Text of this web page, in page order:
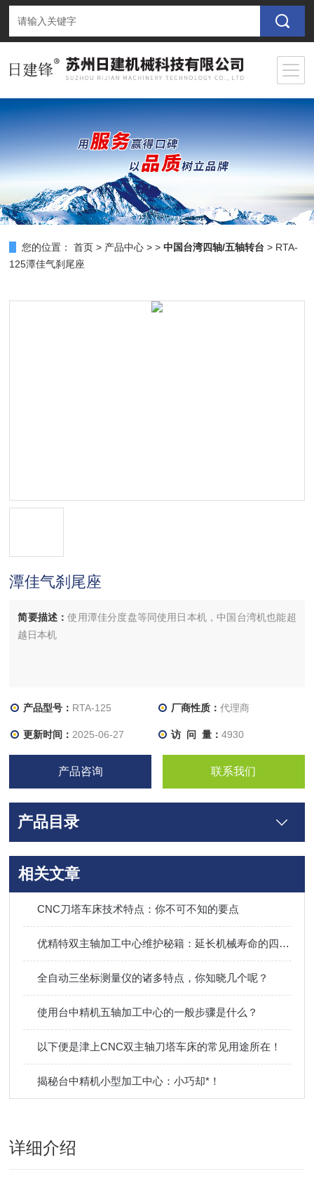
您的位置： 首页 > 产品中心 > >中国台湾四轴/五轴转台 > RTA-
125潭佳气刹尾座
潭佳气刹尾座
简要描述：使用潭佳分度盘等同使用日本机，中国台湾机也能超
越日本机
产品型号： RTA-125 厂商性质： 代理商
更新时间： 2025-06-27 访 问 量： 4930
产品咨询 联系我们
产品目录
相关文章
CNC刀塔车床技术特点：你不可不知的要点
优精特双主轴加工中心维护秘籍：延长机械寿命的四大技巧！
全自动三坐标测量仪的诸多特点，你知晓几个呢？
使用台中精机五轴加工中心的一般步骤是什么？
以下便是津上CNC双主轴刀塔车床的常见用途所在！
揭秘台中精机小型加工中心：小巧却*！
详细介绍